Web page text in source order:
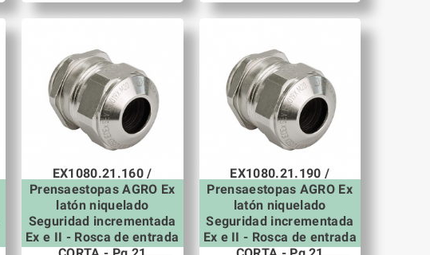
EX1080.21.160 /
Prensaestopas AGRO Ex
latón niquelado
Seguridad incrementada
Ex e II - Rosca de entrada
EX1080.21.190 /
Prensaestopas AGRO Ex
latón niquelado
Seguridad incrementada
Ex e II - Rosca de entrada